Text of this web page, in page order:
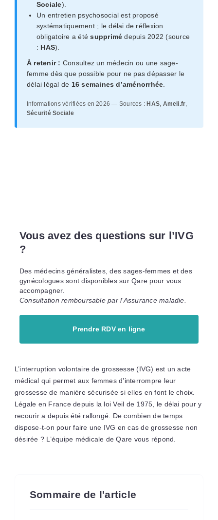
Sociale).
Un entretien psychosocial est proposé
systématiquement ; le délai de réflexion
obligatoire a étésupprimé depuis 2022 (source
: HAS).
À retenir : Consultez un médecin ou une sage-
femme dès que possible pour ne pas dépasser le
délai légal de 16 semaines d’aménorrhée
Informations vérifiées en 2026 — Sources : HAS, Ameli.fr,
Sécurité Sociale
Vous avez des questions sur l’IVG
?
Des médecins généralistes, des sages-femmes et des
gynécologues sont disponibles sur Qare pour vous
accompagner.
Consultation remboursable par l’Assurance maladie.
Prendre RDV en ligne
L’interruption volontaire de grossesse (IVG) est un acte
médical qui permet aux femmes d’interrompre leur
grossesse de manière sécurisée si elles en font le choix.
Légale en France depuis la loi Veil de 1975, le délai pour y
recourir a depuis été rallongé. De combien de temps
dispose-t-on pour faire une IVG en cas de grossesse non
désirée ? L’équipe médicale de Qare vous répond.
Sommaire de l'article